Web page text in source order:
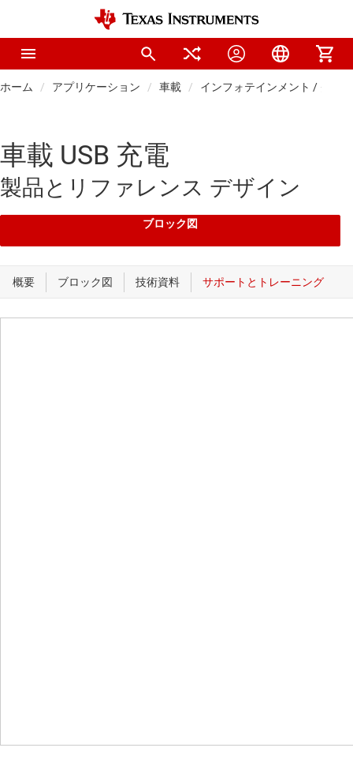
ホーム アプリケーション 車載 インフォテインメント / クラ
車載 USB 充電
製品とリファレンス デザイン
ブロック図